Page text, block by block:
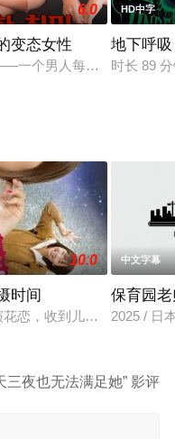
的美莎，终于和现在的
6.0
变态女性
一个男人每天在她家门前
HD中字
地下呼吸
时长 89
action in "Kiss/Kiss"
10.0
时间
花恋，收到儿时玩伴兼名导
中文字幕
保育园
2025 / 日
三夜也无法满足她” 影评